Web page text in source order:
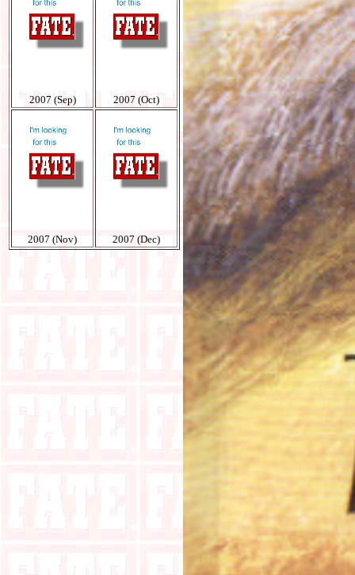
2007 (Sep) 2007 (Oct)
2007 (Nov) 2007 (Dec)